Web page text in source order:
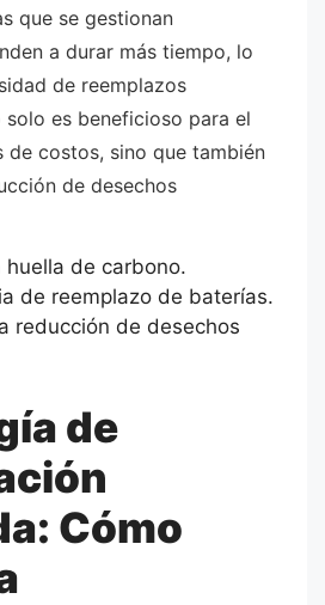
que se gestionan
a durar más tiempo, lo
de reemplazos
es beneficioso para el
de costos, sino que también
de desechos
huella de carbono.
de reemplazo de baterías.
reducción de desechos
de
Cómo